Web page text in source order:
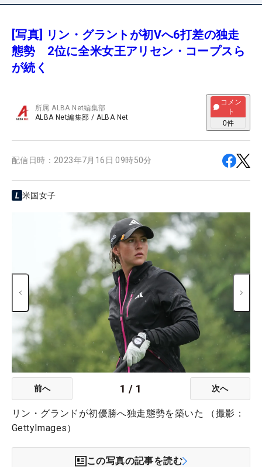
[写真] リン・グラントが初Vへ6打差の独走
態勢 2位に全米女王アリセン・コープスら
が続く
所属ALBA Net編集部
ALBA Net編集部 / ALBA Net
コメン
ト
0件
配信日時： 2023年7月16日 09時50分
米国女子
前へ 1 / 1 次へ
リン・グランドが初優勝へ独走態勢を築いた （撮影：
GettyImages）
この写真の記事を読む